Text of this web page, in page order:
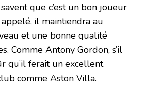
que c’est un bon joueur
il maintiendra au
et une bonne qualité
Comme Antony Gordon, s’il
qu’il ferait un excellent
comme Aston Villa.